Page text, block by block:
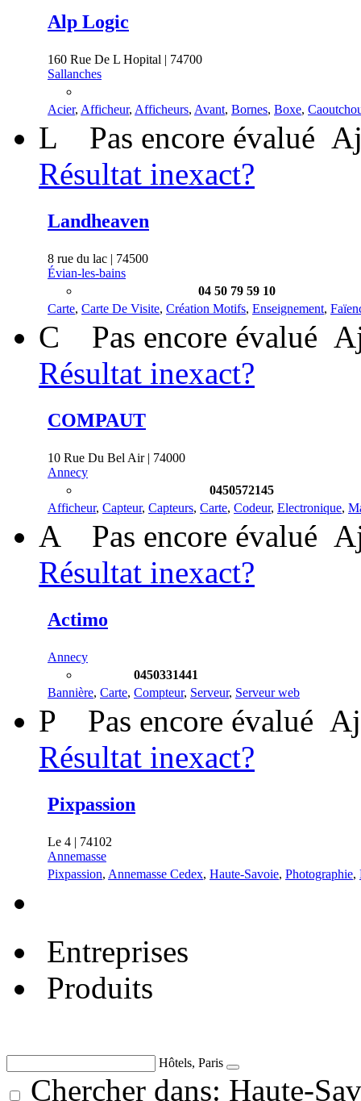
Alp Logic
160 Rue De L Hopital | 74700
Sallanches
Acier, Afficheur, Afficheurs, Avant, Bornes, Boxe,
L Pas encore évalué
Résultat inexact?
Landheaven
8 rue du lac | 74500
Évian-les-bains
04 50 79 59 10
Carte, Carte De Visite, Création Motifs, Enseignement,
C Pas encore évalué
Résultat inexact?
COMPAUT
10 Rue Du Bel Air | 74000
Annecy
0450572145
Afficheur, Capteur, Capteurs, Carte, Codeur, Electronique,
A Pas encore évalué
Résultat inexact?
Actimo
Annecy
0450331441
Bannière, Carte, Compteur, Serveur, Serveur web
P Pas encore évalué
Résultat inexact?
Pixpassion
Le 4 | 74102
Annemasse
Pixpassion, Annemasse Cedex, Haute-Savoie, Photographie,
Entreprises
Produits
Hôtels, Paris
Chercher dans: Haute-